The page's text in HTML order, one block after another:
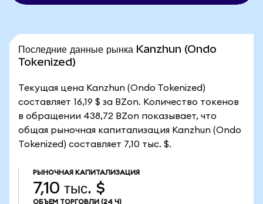
Последние данные рынка Kanzhun (Ondo
Tokenized)
Текущая цена Kanzhun (Ondo Tokenized)
составляет 16,19 $ за BZon. Количество токенов
в обращении 438,72 BZon показывает, что
общая рыночная капитализация Kanzhun (Ondo
Tokenized) составляет 7,10 тыс. $.
РЫНОЧНАЯ КАПИТАЛИЗАЦИЯ
7,10 тыс. $
ОБЪЕМ ТОРГОВЛИ (24 Ч)